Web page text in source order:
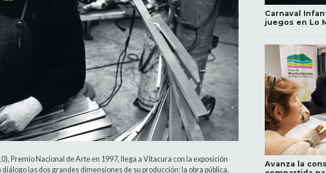
Premio Nacional de Arte en 1997, llega a Vitacura con la exposición
las dos grandes dimensiones de su producción: la obra pública,
Carnaval
juegos en Lo
Avanza la